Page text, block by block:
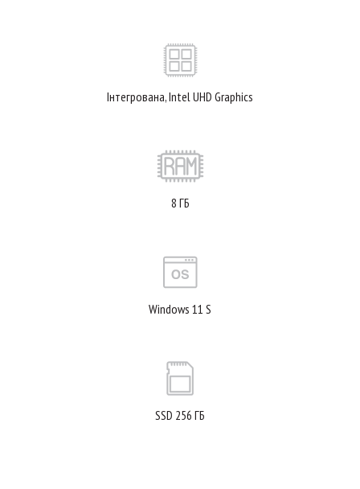
Інтегрована, Intel UHD Graphics
8 ГБ
Windows 11 S
SSD 256 ГБ